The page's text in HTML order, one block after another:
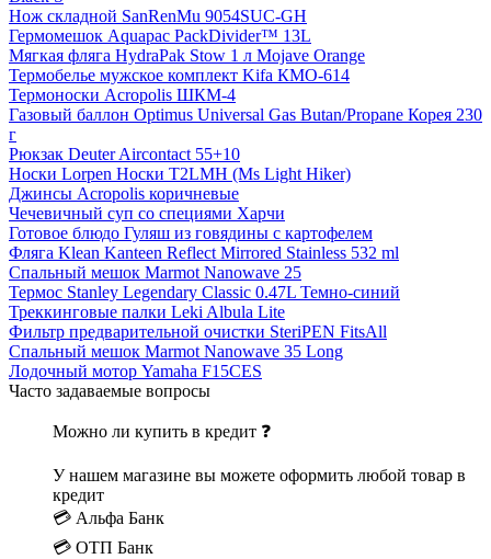
Нож складной SanRenMu 9054SUC-GH
Гермомешок Aquapac PackDivider™ 13L
Мягкая фляга HydraPak Stow 1 л Mojave Orange
Термобелье мужское комплект Kifa КМО-614
Термоноски Acropolis ШКМ-4
Газовый баллон Optimus Universal Gas Butan/Propane Корея 230
г
Рюкзак Deuter Aircontact 55+10
Носки Lorpen Носки T2LMH (Ms Light Hiker)
Джинсы Acropolis коричневые
Чечевичный суп со специями Харчи
Готовое блюдо Гуляш из говядины с картофелем
Фляга Klean Kanteen Reflect Mirrored Stainless 532 ml
Спальный мешок Marmot Nanowave 25
Термос Stanley Legendary Classic 0.47L Темно-синий
Треккинговые палки Leki Albula Lite
Фильтр предварительной очистки SteriPEN FitsAll
Спальный мешок Marmot Nanowave 35 Long
Лодочный мотор Yamaha F15CES
Часто задаваемые вопросы
Можно ли купить в кредит ❓
У нашем магазине вы можете оформить любой товар в
кредит
💳 Альфа Банк
💳 ОТП Банк